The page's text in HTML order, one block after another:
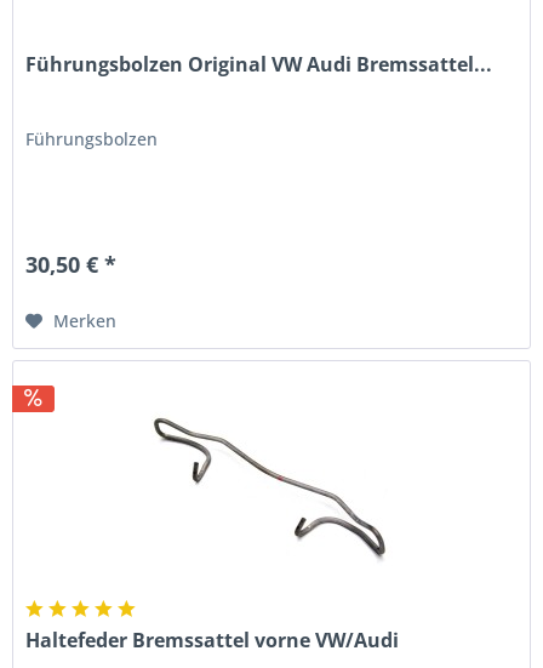
Führungsbolzen Original VW Audi Bremssattel...
Führungsbolzen
30,50 € *
Merken
Haltefeder Bremssattel vorne VW/Audi